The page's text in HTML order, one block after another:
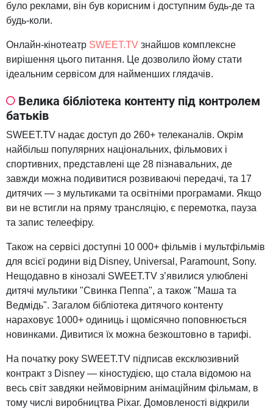
було реклами, він був корисним і доступним будь-де та
будь-коли.
Онлайн-кінотеатр SWEET.TV знайшов комплексне
вирішення цього питання. Це дозволило йому стати
ідеальним сервісом для найменших глядачів.
Велика бібліотека контенту під контролем
батьків
SWEET.TV надає доступ до 260+ телеканалів. Окрім
найбільш популярних національних, фільмових і
спортивних, представлені ще 28 пізнавальних, де
завжди можна подивитися розвиваючі передачі, та 17
дитячих — з мультиками та освітніми програмами. Якщо
ви не встигли на пряму трансляцію, є перемотка, пауза
та запис телеефіру.
Також на сервісі доступні 10 000+ фільмів і мультфільмів
для всієї родини від Disney, Universal, Paramount, Sony.
Нещодавно в кінозалі SWEET.TV з’явилися улюблені
дитячі мультики "Свинка Пеппа", а також "Маша та
Ведмідь". Загалом бібліотека дитячого контенту
нараховує 1000+ одиниць і щомісячно поповнюється
новинками. Дивитися їх можна безкоштовно в тарифі.
На початку року SWEET.TV підписав ексклюзивний
контракт з Disney — кіностудією, що стала відомою на
весь світ завдяки неймовірним анімаційним фільмам, в
тому числі виробництва Pixar. Домовленості відкрили